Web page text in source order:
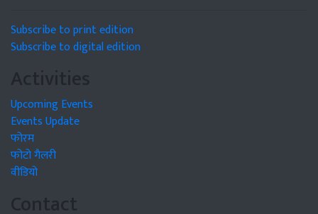
Subscribe to print edition
Subscribe to digital edition
Activities
Upcoming Events
Events Update
फोरम
फोटो गैलरी
वीडियो
Contact